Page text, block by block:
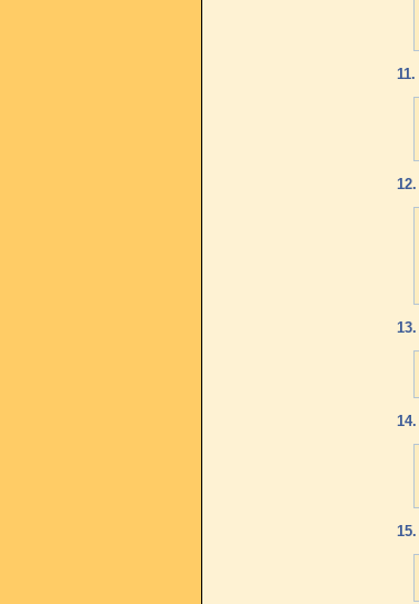
11.
12.
13.
14.
15.